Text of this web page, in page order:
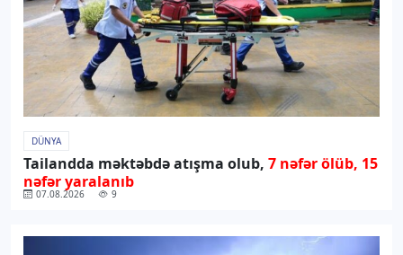
DÜNYA
Tailandda məktəbdə atışma olub, 7 nəfər ölüb, 15
nəfər yaralanıb
07.08.2026 9